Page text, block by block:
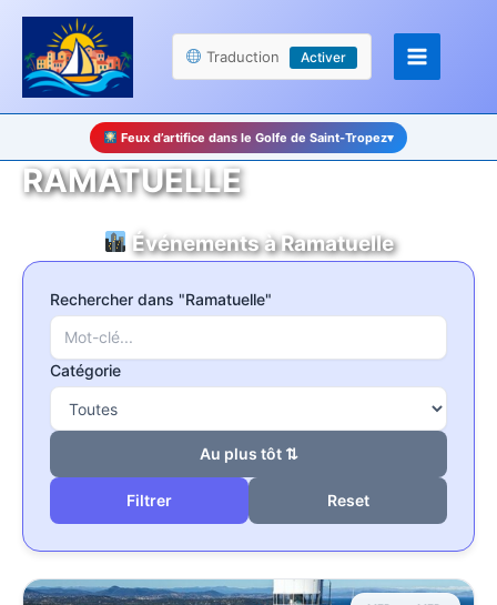
Panneau de gestion des cookies
Aller
contenu
Traduction Activer
Feux d’artifice dans le Golfe de Saint-Tropez▾
RAMATUELLE
Événements à Ramatuelle
Rechercher dans "Ramatuelle"
Catégorie
Au plus tôt ⇅
Reset